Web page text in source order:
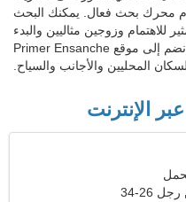
محرك بحث فعال. يمكنك البحث
للاهتمام وزوجين مثاليين والبدء
في المواعدة وبناء علاقة جدية. انضم إلى موقع Primer Ensanche
المحليين والأجانب والسياح.
الإنترنت
26-34